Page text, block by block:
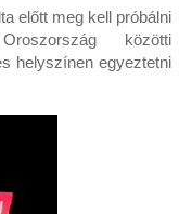
előtt meg kell próbálni
közötti
helyszínen egyeztetni